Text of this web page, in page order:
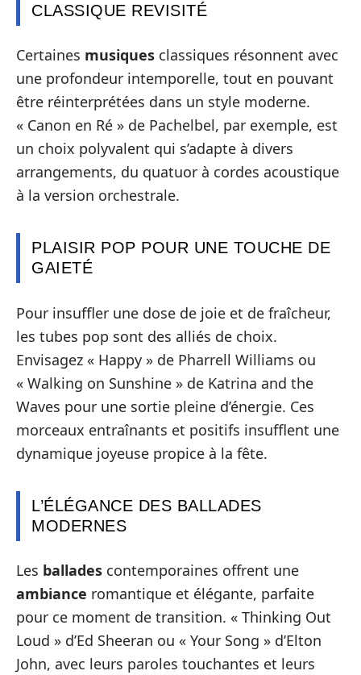
CLASSIQUE REVISITÉ
Certaines musiques classiques résonnent avec
une profondeur intemporelle, tout en pouvant
être réinterprétées dans un style moderne.
« Canon en Ré » de Pachelbel, par exemple, est
un choix polyvalent qui s’adapte à divers
arrangements, du quatuor à cordes acoustique
à la version orchestrale.
PLAISIR POP POUR UNE TOUCHE DE
GAIETÉ
Pour insuffler une dose de joie et de fraîcheur,
les tubes pop sont des alliés de choix.
Envisagez « Happy » de Pharrell Williams ou
« Walking on Sunshine » de Katrina and the
Waves pour une sortie pleine d’énergie. Ces
morceaux entraînants et positifs insufflent une
dynamique joyeuse propice à la fête.
L’ÉLÉGANCE DES BALLADES
MODERNES
Les ballades contemporaines offrent une
ambiance romantique et élégante, parfaite
pour ce moment de transition. « Thinking Out
Loud » d’Ed Sheeran ou « Your Song » d’Elton
John, avec leurs paroles touchantes et leurs